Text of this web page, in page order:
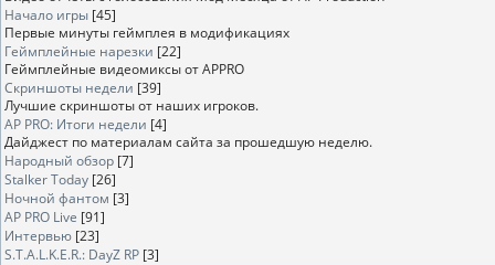
Начало игры [45]
Первые минуты геймплея в модификациях
Геймплейные нарезки [22]
Геймплейные видеомиксы от APPRO
Скриншоты недели [39]
Лучшие скриншоты от наших игроков.
AP PRO: Итоги недели [4]
Дайджест по материалам сайта за прошедшую неделю.
Народный обзор [7]
Stalker Today [26]
Ночной фантом [3]
AP PRO Live [91]
Интервью [23]
S.T.A.L.K.E.R.: DayZ RP [3]